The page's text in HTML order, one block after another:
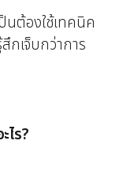
นต้องใช้เทคนิค
กเจ็บกว่าการ
ร?